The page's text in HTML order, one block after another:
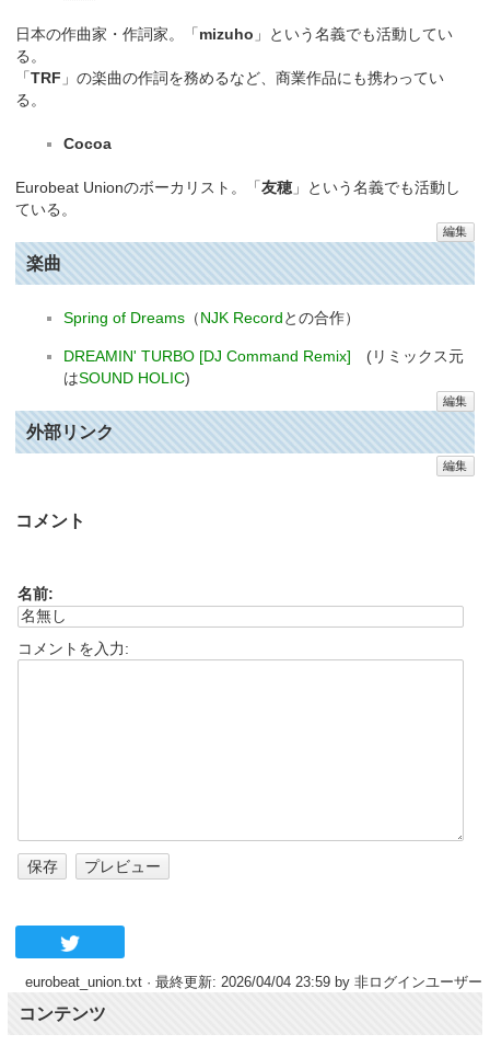
日本の作曲家・作詞家。「mizuho 」という名義でも活動してい
る。
「TRF 」の楽曲の作詞を務めるなど、商業作品にも携わってい
る。
Cocoa
Eurobeat Unionのボーカリスト。「友穂」という名義でも活動し
ている。
編集
楽曲
Spring of Dreams（NJK Recordとの合作）
DREAMIN' TURBO [DJ Command Remix] (リミックス元
はSOUND HOLIC)
編集
外部リンク
編集
コメント
名前:
コメントを入力:
eurobeat_union.txt· 最終更新: 2026/04/04 23:59 by 非ログインユーザー
コンテンツ